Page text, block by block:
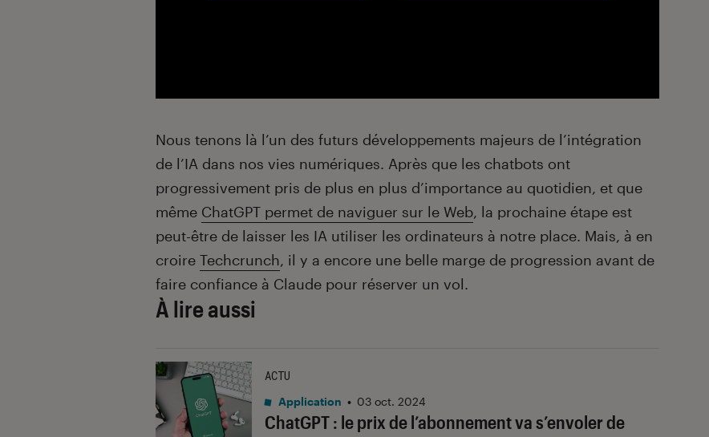
Nous tenons là l’un des futurs développements majeurs de l’intégration
de l’IA dans nos vies numériques. Après que les chatbots ont
progressivement pris de plus en plus d’importance au quotidien, et que
même ChatGPT permet de naviguer sur le Web, la prochaine étape est
peut-être de laisser les IA utiliser les ordinateurs à notre place. Mais, à en
croire Techcrunch, il y a encore une belle marge de progression avant de
faire confiance à Claude pour réserver un vol.
À lire aussi
ChatGPT : le prix de l’abonnement va s’envoler de
ACTU
Application • 03 oct. 2024